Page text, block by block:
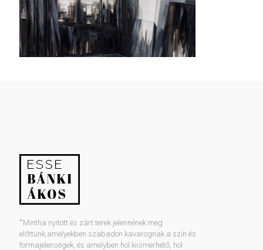
"'Mintha nyitott és zárt terek jelennének meg
előttünk,amelyekben szabadon kavarognak a szín és
formajelenségek, és amelyben hol kiismerhető, hol